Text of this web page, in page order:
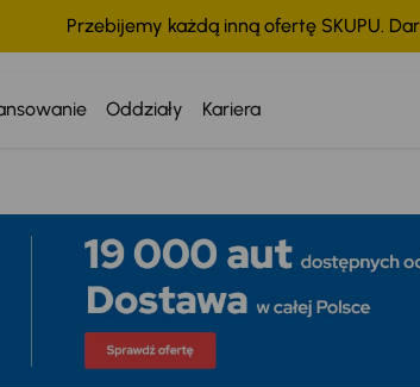
Przebijemy każdą inną ofertę SKUPU.
Oddziały Kariera